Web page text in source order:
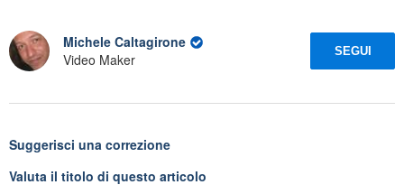
Michele Caltagirone
Video Maker
SEGUI
Suggerisci una correzione
Valuta il titolo di questo articolo